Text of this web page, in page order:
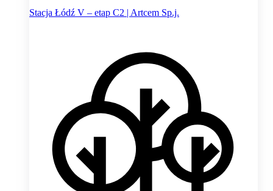
Stacja Łódź V – etap C2 | Artcem Sp.j.